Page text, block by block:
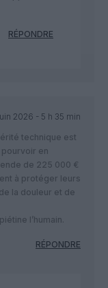
RÉPONDRE
2026 - 5 h 35 min
technique est
en
de 225 000 €
à protéger leurs
la douleur et de
l’humain.
RÉPONDRE